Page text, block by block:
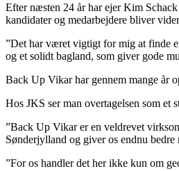
Efter næsten 24 år har ejer Kim
kandidater og medarbejdere bliver
”Det har været vigtigt for mig at finde
og et solidt bagland, som giver gode
Back Up Vikar har gennem mange år
Hos JKS ser man overtagelsen som
”Back Up Vikar er en veldrevet
Sønderjylland og giver os endnu
”For os handler det her ikke kun om